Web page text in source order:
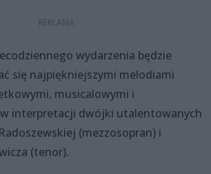
wydarzenia będzie
się najpiękniejszymi melodiami
musicalowymi i
interpretacji dwójki utalentowanych
(mezzosopran) i
(tenor).